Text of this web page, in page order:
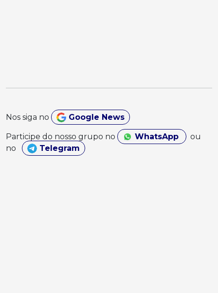
Nos siga no Google News
Participe do nosso grupo no WhatsApp
ou
no
Telegram